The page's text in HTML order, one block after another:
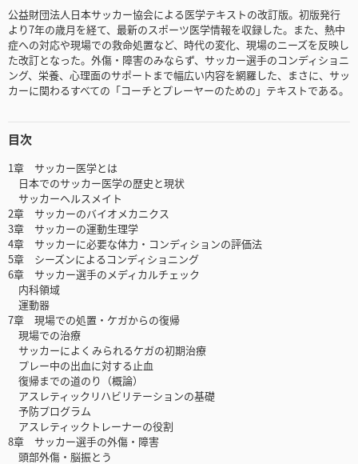
公益財団法人日本サッカー協会による医学テキストの改訂版。初版発行
より7年の歳月を経て、最新のスポーツ医学情報を収録した。また、熱中
症への対応や現場での救命処置など、時代の変化、現場のニーズを反映し
た改訂となった。外傷・障害のみならず、サッカー選手のコンディショニ
ング、栄養、心理面のサポートまで幅広い内容を網羅した、まさに、サッ
カーに関わるすべての「コーチとプレーヤーのための」テキストである。
目次
1章 サッカー医学とは
日本でのサッカー医学の歴史と現状
サッカーヘルスメイト
2章 サッカーのバイオメカニクス
3章 サッカーの運動生理学
4章 サッカーに必要な体力・コンディションの評価法
5章 シーズンによるコンディショニング
6章 サッカー選手のメディカルチェック
内科領域
運動器
7章 現場での処置・ケガからの復帰
現場での治療
サッカーによくみられるケガの初期治療
プレー中の出血に対する止血
復帰までの道のり（概論）
アスレティックリハビリテーションの基礎
予防プログラム
アスレティックトレーナーの役割
8章 サッカー選手の外傷・障害
頭部外傷・脳振とう